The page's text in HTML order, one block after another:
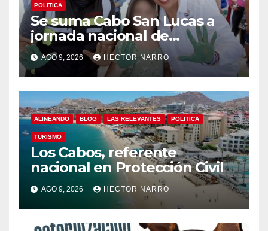
POLITICA
Se suma Cabo San Lucas a
jornada nacional de
reforestación
AGO 9, 2026 HECTOR NARRO
ALINEANDO BLOG LAS RELEVANTES POLITICA
TURISMO
Los Cabos, referente
nacional en Protección Civil
AGO 9, 2026 HECTOR NARRO